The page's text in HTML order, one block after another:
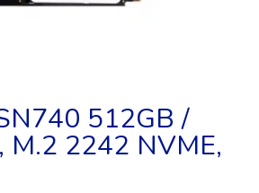
512GB /
M.2 2242 NVME,